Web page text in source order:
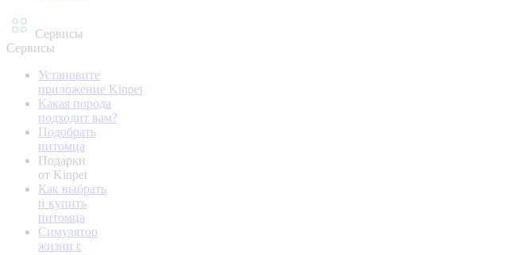
Сервисы
Сервисы
Установите
приложение Kinpet
Какая порода
подходит вам?
Подобрать
питомца
Подарки
от Kinpet
Как выбрать
и купить
питомца
Симулятор
жизни с